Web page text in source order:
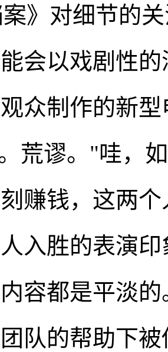
》对细节的
会以戏剧性
众制作的新
荒谬。"哇，
赚钱，这两
入胜的表演
容都是平淡
队的帮助下